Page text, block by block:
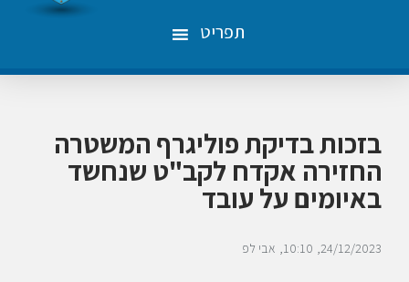
תפריט
בזכות בדיקת פוליגרף המשטרה
החזירה אקדח לקב"ט שנחשד
באיומים על עובד
24/12/2023
10:10 אבי לפ